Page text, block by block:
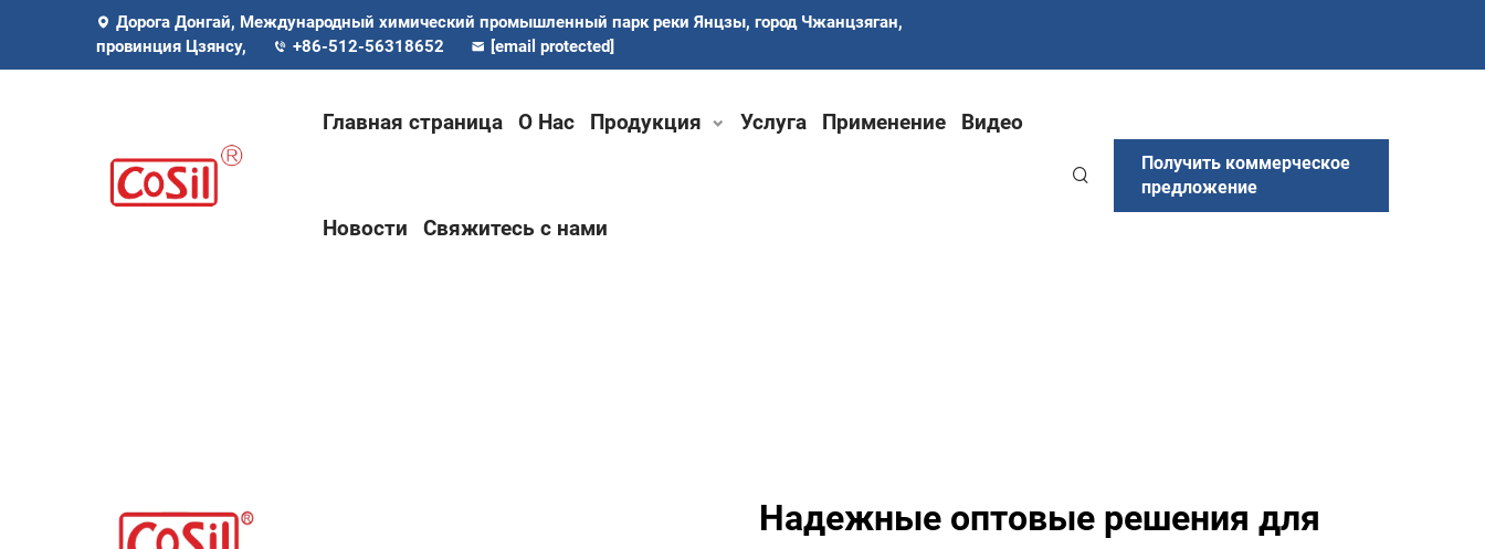
Дорога Донгай, Международный химический промышленный парк реки Янцзы, город Чжанцзяган,
провинция Цзянсу,
+86-512-56318652 [email protected]
Главная страница О Нас Продукция Услуга Применение Видео
Новости Свяжитесь с нами
Получить коммерческое
предложение
Надежные оптовые решения для